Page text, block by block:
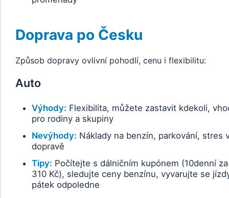
Doprava po Česku
Způsob dopravy ovlivní pohodlí, cenu i flexibilitu:
Auto
Výhody: Flexibilita, můžete zastavit kdekoli,
pro rodiny a skupiny
Nevýhody: Náklady na benzín, parkování, stres
dopravě
Tipy: Počítejte s dálničním kupónem (10denní
310 Kč), sledujte ceny benzínu, vyvarujte se
pátek odpoledne